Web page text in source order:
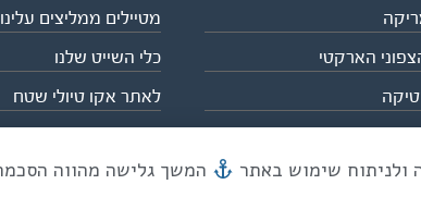
הארקטי
מטיילים ממליצים עלינו
כלי השייט שלנו
לאתר אקו טיולי שטח
מייל mail@eco.co.il | כתובתנו המסגר 55,
המשך גלישה מהווה